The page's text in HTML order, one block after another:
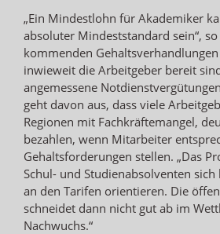
„Ein Mindestlohn für Akademiker
absoluter Mindeststandard sein“, so
kommenden
inwieweit die Arbeitgeber bereit
angemessene
geht davon aus, dass viele
Regionen mit Fachkräftemangel,
bezahlen, wenn Mitarbeiter
Gehaltsforderungen stellen. „Das
Schul- und Studienabsolventen
an den Tarifen orientieren. Die
schneidet dann nicht gut ab im
Nachwuchs.“